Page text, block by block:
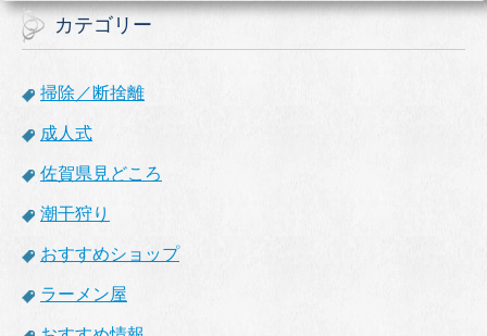
カテゴリー
掃除／断捨離
成人式
佐賀県見どころ
潮干狩り
おすすめショップ
ラーメン屋